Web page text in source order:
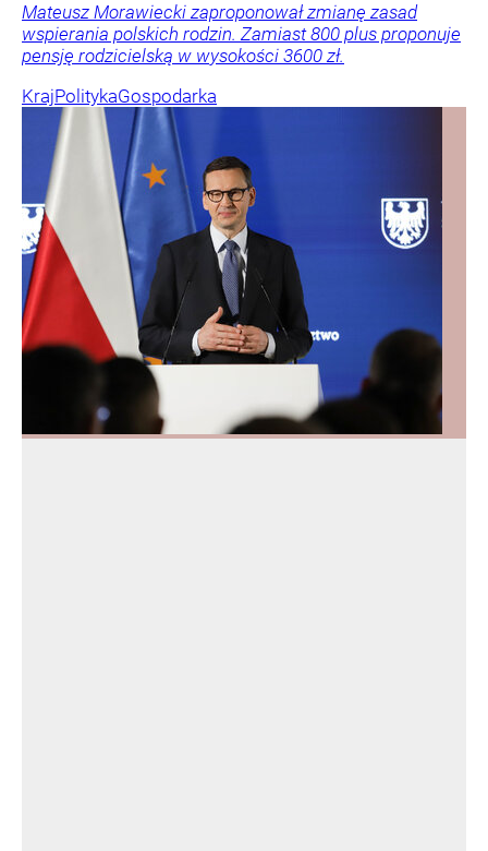
Mateusz Morawiecki zaproponował zmianę zasad
wspierania polskich rodzin. Zamiast 800 plus proponuje
pensję rodzicielską w wysokości 3600 zł.
KrajPolitykaGospodarka